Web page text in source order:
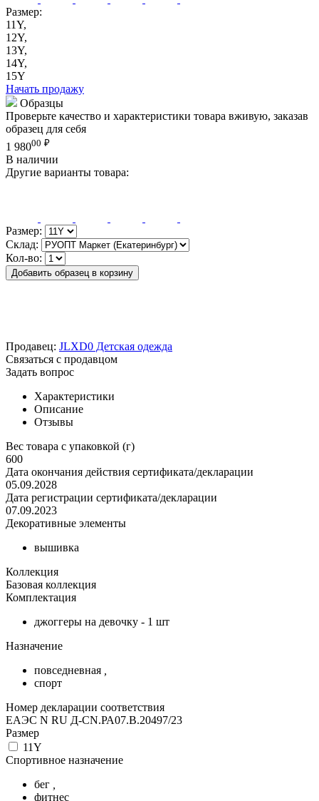
Размер:
11Y,
12Y,
13Y,
14Y,
15Y
Начать продажу
Образцы
Проверьте качество и характеристики товара вживую, заказав
образец для себя
1 98000 ₽
В наличии
Другие варианты товара:
Размер:
Склад:
Кол-во:
Добавить образец в корзину
Продавец: JLXD0 Детская одежда
Связаться с продавцом
Задать вопрос
Характеристики
Описание
Отзывы
Вес товара с упаковкой (г)
600
Дата окончания действия сертификата/декларации
05.09.2028
Дата регистрации сертификата/декларации
07.09.2023
Декоративные элементы
вышивка
Коллекция
Базовая коллекция
Комплектация
джоггеры на девочку - 1 шт
Назначение
повседневная
спорт
Номер декларации соответствия
ЕАЭС N RU Д-CN.РА07.В.20497/23
Размер
11Y
Спортивное назначение
бег
фитнес